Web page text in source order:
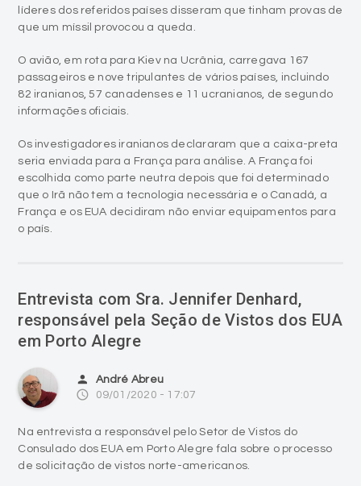
líderes dos referidos países disseram que tinham provas de
que um míssil provocou a queda.
O avião, em rota para Kiev na Ucrânia, carregava 167
passageiros e nove tripulantes de vários países, incluindo
82 iranianos, 57 canadenses e 11 ucranianos, de segundo
informações oficiais.
Os investigadores iranianos declararam que a caixa-preta
seria enviada para a França para análise. A França foi
escolhida como parte neutra depois que foi determinado
que o Irã não tem a tecnologia necessária e o Canadá, a
França e os EUA decidiram não enviar equipamentos para
o país.
Entrevista com Sra. Jennifer Denhard,
responsável pela Seção de Vistos dos EUA
em Porto Alegre
person André Abreu
access_time 09/01/2020 - 17:07
Na entrevista a responsável pelo Setor de Vistos do
Consulado dos EUA em Porto Alegre fala sobre o processo
de solicitação de vistos norte-americanos.